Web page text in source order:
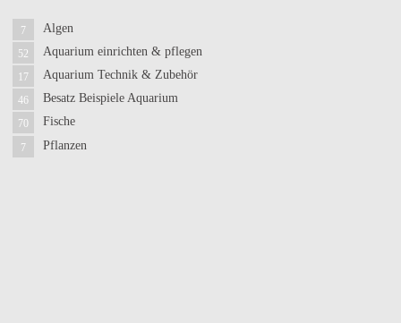
Algen
7
Aquarium einrichten & pflegen
52
Aquarium Technik & Zubehör
17
Besatz Beispiele Aquarium
46
Fische
70
Pflanzen
7